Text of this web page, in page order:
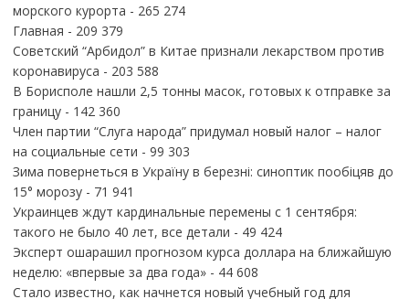
морского курорта - 265 274
Главная - 209 379
Советский “Арбидол” в Китае признали лекарством против
коронавируса - 203 588
В Борисполе нашли 2,5 тонны масок, готовых к отправке за
границу- 142 360
Член партии “Слуга народа” придумал новый налог – налог
на социальные сети - 99 303
Зима повернеться в Україну в березні: синоптик пообіцяв до
15° морозу- 71 941
Украинцев ждут кардинальные перемены с 1 сентября:
такого не было 40 лет, все детали - 49 424
Эксперт ошарашил прогнозом курса доллара на ближайшую
неделю: «впервые за два года»- 44 608
Стало известно, как начнется новый учебный год для